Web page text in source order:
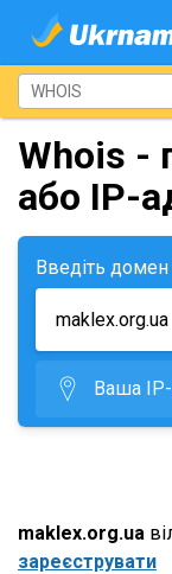
Whois -
або IP-
Введіть домен
Ваша
maklex.org.ua
зареєструвати